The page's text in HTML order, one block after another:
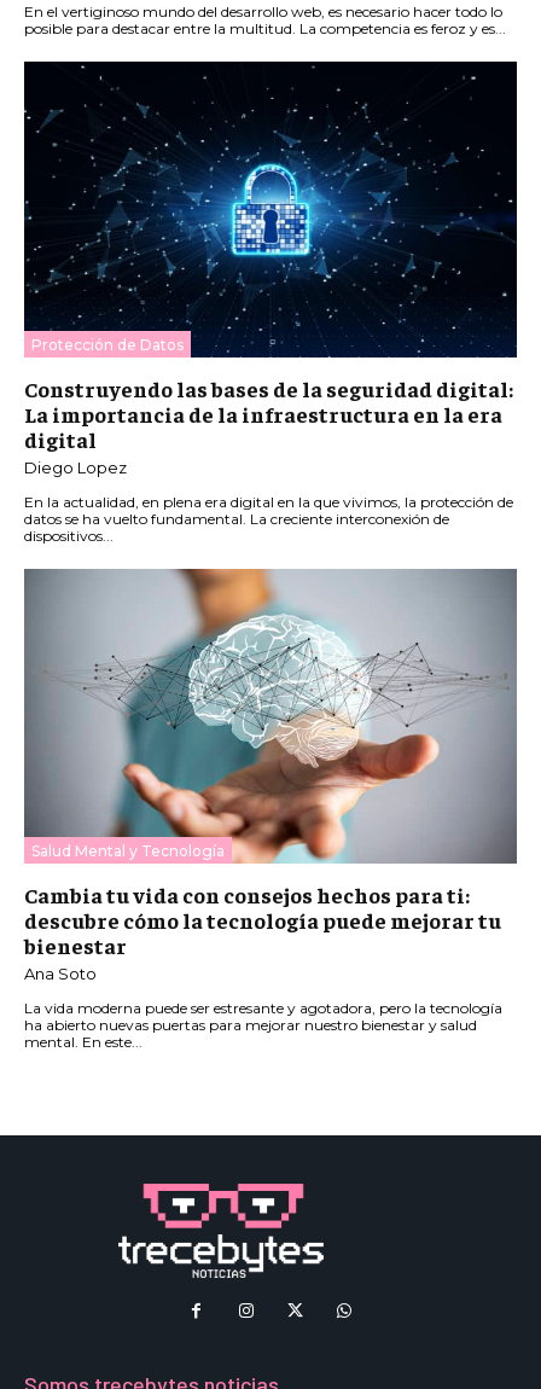
En el vertiginoso mundo del desarrollo web, es necesario hacer todo lo
posible para destacar entre la multitud. La competencia es feroz y es...
Protección de Datos
Construyendo las bases de la seguridad digital:
La importancia de la infraestructura en la era
digital
Diego Lopez
En la actualidad, en plena era digital en la que vivimos, la protección de
datos se ha vuelto fundamental. La creciente interconexión de
dispositivos...
Salud Mental y Tecnología
Cambia tu vida con consejos hechos para ti:
descubre cómo la tecnología puede mejorar tu
bienestar
Ana Soto
La vida moderna puede ser estresante y agotadora, pero la tecnología
ha abierto nuevas puertas para mejorar nuestro bienestar y salud
mental. En este...